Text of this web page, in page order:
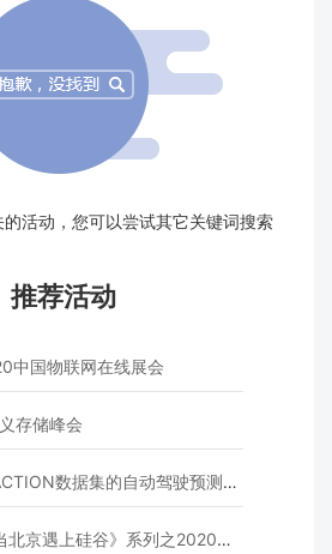
活动，您可以尝试其它关键词搜索
推荐活动
中国物联网在线展会
存储峰会
数据集的自动驾驶预测模型挑战赛
遇上硅谷》系列之2020年度开源峰会